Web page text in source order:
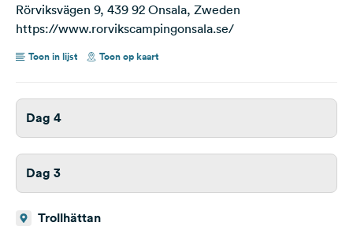
Rörviksvägen 9, 439 92 Onsala, Zweden
https://www.rorvikscampingonsala.se/
Toon in lijst Toon op kaart
Dag 4
Dag 3
Trollhättan